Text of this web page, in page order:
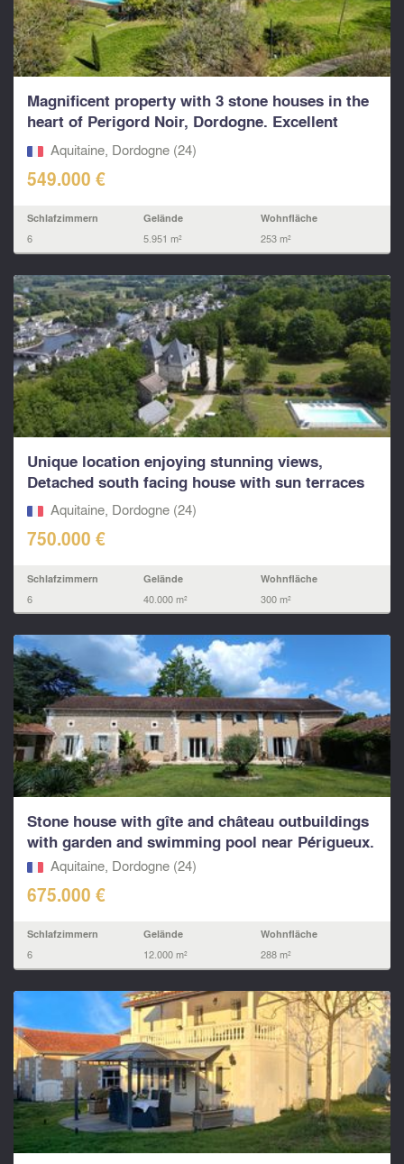
Magnificent property with 3 stone houses in the
heart of Perigord Noir, Dordogne. Excellent
Gites...
Aquitaine, Dordogne (24)
549.000 €
Schlafzimmern
6
Gelände
5.951 m²
Wohnfläche
253 m²
Unique location enjoying stunning views,
Detached south facing house with sun terraces
and large po
Aquitaine, Dordogne (24)
750.000 €
Schlafzimmern
6
Gelände
40.000 m²
Wohnfläche
300 m²
Stone house with gîte and château outbuildings
with garden and swimming pool near Périgueux.
Aquitaine, Dordogne (24)
675.000 €
Schlafzimmern
6
Gelände
12.000 m²
Wohnfläche
288 m²